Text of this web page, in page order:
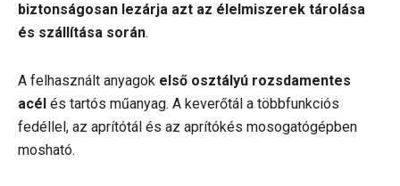
biztonságosan lezárja azt az élelmiszerek tárolása
és szállítása során.
A felhasznált anyagok első osztályú rozsdamentes
acél és tartós műanyag. A keverőtál a többfunkciós
fedéllel, az aprítótál és az aprítókés mosogatógépben
mosható.